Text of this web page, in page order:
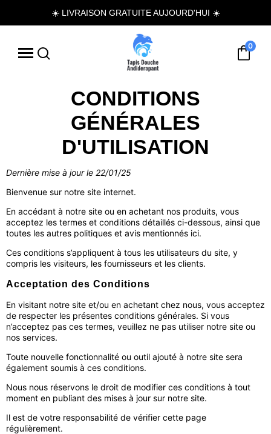
☀️ LIVRAISON GRATUITE AUJOURD'HUI ☀️
0
CONDITIONS
GÉNÉRALES
D'UTILISATION
Dernière mise à jour le 22/01/25
Bienvenue sur notre site internet.
En accédant à notre site ou en achetant nos produits, vous
acceptez les termes et conditions détaillés ci-dessous, ainsi que
toutes les autres politiques et avis mentionnés ici.
Ces conditions s’appliquent à tous les utilisateurs du site, y
compris les visiteurs, les fournisseurs et les clients.
Acceptation des Conditions
En visitant notre site et/ou en achetant chez nous, vous acceptez
de respecter les présentes conditions générales. Si vous
n’acceptez pas ces termes, veuillez ne pas utiliser notre site ou
nos services.
Toute nouvelle fonctionnalité ou outil ajouté à notre site sera
également soumis à ces conditions.
Nous nous réservons le droit de modifier ces conditions à tout
moment en publiant des mises à jour sur notre site.
Il est de votre responsabilité de vérifier cette page
régulièrement.